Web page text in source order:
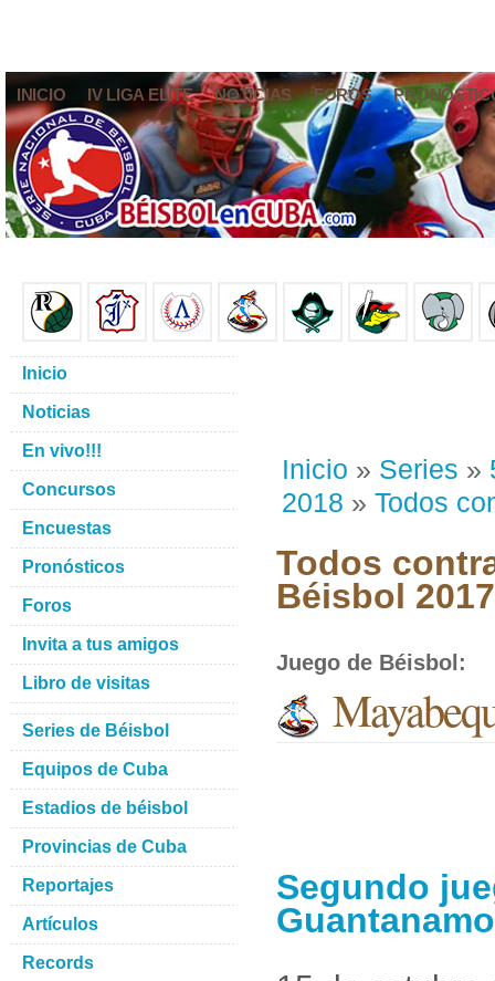
INICIO IV LIGA ELITE NOTICIAS FOROS
Inicio » Series »
2018 » Todos
Todos
Béisbol
Juego de Béisbol :
Segundo
Guantanamo
Inicio
Noticias
En vivo!!!
Concursos
Encuestas
Pronósticos
Foros
Invita a tus amigos
Libro de visitas
Series de Béisbol
Equipos de Cuba
Estadios de béisbol
Provincias de Cuba
Reportajes
Artículos
Records